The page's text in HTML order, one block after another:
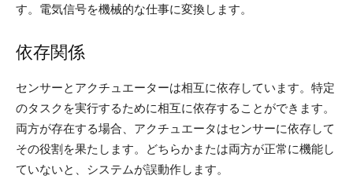
す。電気信号を機械的な仕事に変換します。
依存関係
センサーとアクチュエーターは相互に依存しています。特定
のタスクを実行するために相互に依存することができます。
両方が存在する場合、アクチュエータはセンサーに依存して
その役割を果たします。どちらかまたは両方が正常に機能し
ていないと、システムが誤動作します。